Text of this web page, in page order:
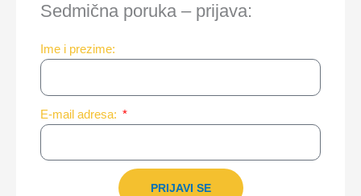
Sedmična poruka – prijava:
Ime i prezime:
E-mail adresa:
PRIJAVI SE